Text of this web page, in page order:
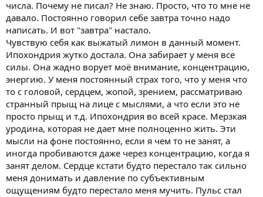
числа. Почему не писал? Не знаю. Просто, что то мне не
давало. Постоянно говорил себе завтра точно надо
написать. И вот "завтра" настало.
Чувствую себя как выжатый лимон в данный момент.
Ипохондрия жутко достала. Она забирает у меня все
силы. Она жадно ворует моё внимание, концентрацию,
энергию. У меня постоянный страх того, что у меня что
то с головой, сердцем, жопой, зрением, рассматриваю
странный прыщ на лице с мыслями, а что если это не
просто прыщ и т.д. Ипохондрия во всей красе. Мерзкая
уродина, которая не дает мне полноценно жить. Эти
мысли на фоне постоянно, если я чем то не занят, а
иногда пробиваются даже через концентрацию, когда я
занят делом. Сердце кстати будто перестало так сильно
меня донимать и давление по субъективным
ощущениям будто перестало меня мучить. Пульс стал